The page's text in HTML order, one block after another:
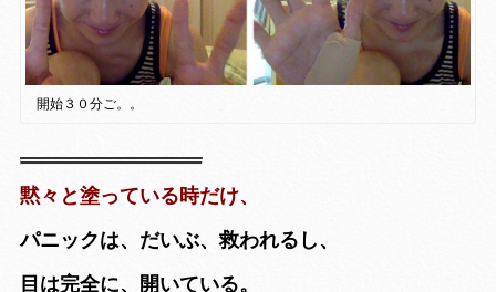
開始３０分ご。。
黙々と塗っている時だけ、
パニックは、だいぶ、救われるし、
目は完全に、開いている。